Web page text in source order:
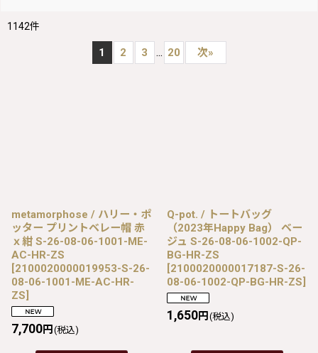
1142件
1 2 3 ... 20 次»
metamorphose / ハリー・ポ
ッター プリントベレー帽 赤
ｘ紺 S-26-08-06-1001-ME-
AC-HR-ZS
[2100020000019953-S-26-
08-06-1001-ME-AC-HR-
ZS]
7,700円 (税込)
Q-pot. / トートバッグ
（2023年Happy Bag） ベー
ジュ S-26-08-06-1002-QP-
BG-HR-ZS
[2100020000017187-S-26-
08-06-1002-QP-BG-HR-ZS]
1,650円 (税込)